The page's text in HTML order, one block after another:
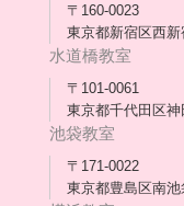
協力団体
理事長・会長あいさつ
保護者会
採用情報
〒160-0023
東京都新宿区西
水道橋教室
〒101-0061
東京都千代田区
池袋教室
〒171-0022
東京都豊島区南池